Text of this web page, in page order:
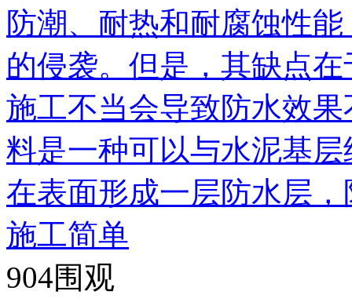
防潮、耐热和耐腐蚀性
的侵袭。但是，其缺点
施工不当会导致防水效
料是一种可以与水泥基
在表面形成一层防水层
施工简单
904围观